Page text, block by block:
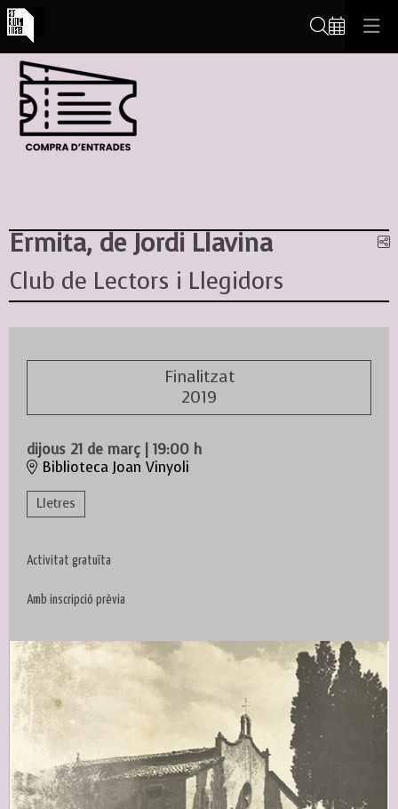
Ermita, de Jordi Llavina
Club de Lectors i Llegidors
Finalitzat
2019
dijous 21 de març | 19:00 h
Biblioteca Joan Vinyoli
Lletres
Activitat gratuïta
Amb inscripció prèvia